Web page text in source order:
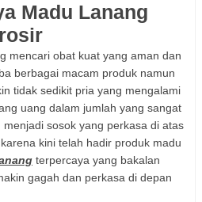
Madu Lanang
mencari obat kuat yang aman dan
berbagai macam produk namun
tidak sedikit pria yang mengalami
uang dalam jumlah yang sangat
sosok yang perkasa di atas
kini telah hadir produk madu
terpercaya yang bakalan
gagah dan perkasa di depan